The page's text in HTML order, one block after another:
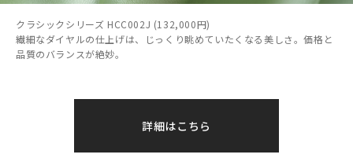
クラシックシリーズ HCC002J (132,000円)
繊細なダイヤルの仕上げは、じっくり眺めていたくなる美しさ。価格と
品質のバランスが絶妙。
詳細はこちら